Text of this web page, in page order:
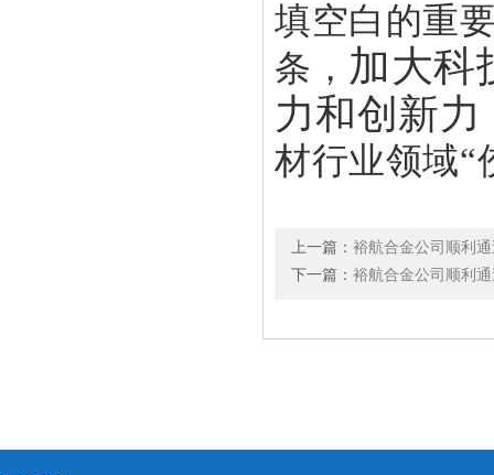
填空白的重
条， 加大科
力和创新力
材行业领域“
上一篇： 裕航合金公司顺利
下一篇： 裕航合金公司顺利